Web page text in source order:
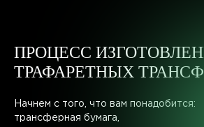
ПРОЦЕСС
ТРАФАРЕТНЫХ
Начнем с того, что вам понадобится:
трансферная бумага,